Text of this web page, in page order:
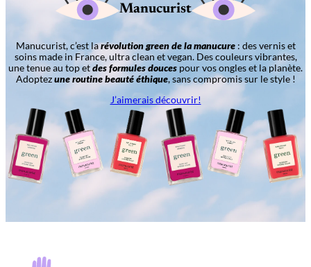
Manucurist
Manucurist, c’est larévolution green de la manucure: des vernis et
soins made in France, ultra clean et vegan. Des couleurs vibrantes,
une tenue au top etdes formules douces pour vos ongles et la planète.
Adoptezune routine beauté éthique, sans compromis sur le style !
J’aimerais découvrir!